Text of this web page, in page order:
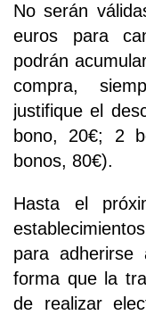
No serán
euros para
podrán
compra,
justifique el
bono, 20€; 2
bonos, 80€).
Hasta el
para
forma que la
de realizar